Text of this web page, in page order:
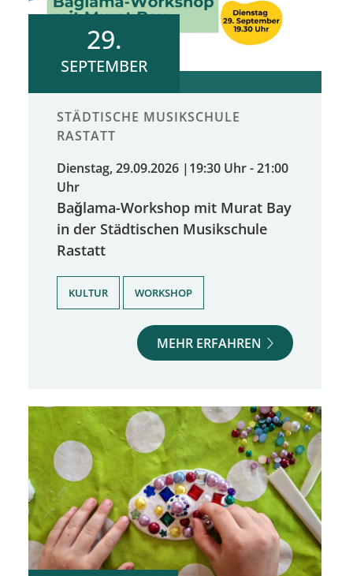
29.
SEPTEMBER
STÄDTISCHE MUSIKSCHULE
RASTATT
Dienstag, 29.09.2026 | 19:30 Uhr - 21:00
Uhr
Bağlama-Workshop mit Murat Bay
in der Städtischen Musikschule
Rastatt
KULTUR WORKSHOP
MEHR ERFAHREN